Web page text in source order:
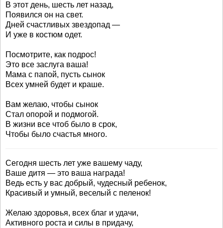
В этот день, шесть лет назад,
Появился он на свет.
Дней счастливых звездопад —
И уже в костюм одет.
Посмотрите, как подрос!
Это все заслуга ваша!
Мама с папой, пусть сынок
Всех умней будет и краше.
Вам желаю, чтобы сынок
Стал опорой и подмогой.
В жизни все чтоб было в срок,
Чтобы было счастья много.
Сегодня шесть лет уже вашему чаду,
Ваше дитя — это ваша награда!
Ведь есть у вас добрый, чудесный ребенок,
Красивый и умный, веселый с пеленок!
Желаю здоровья, всех благ и удачи,
Активного роста и силы в придачу,